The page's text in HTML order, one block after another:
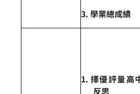
3. 學業總成績
1. 擇優評量高
反思